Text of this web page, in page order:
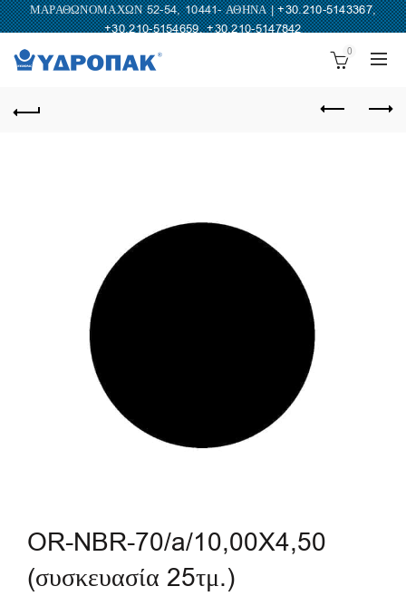
ΜΑΡΑΘΩΝΟΜΑΧΩΝ 52-54, 10441- ΑΘΗΝΑ |+30.210-5143367,
+30.210-5154659,+30.210-5147842
0
OR-NBR-70/a/10,00X4,50
(συσκευασία 25τμ.)